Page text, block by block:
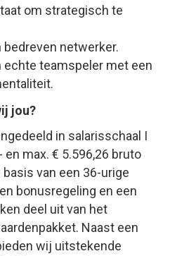
om strategisch te
bedreven netwerker.
echte teamspeler met een
jou?
in salarisschaal I
en max. € 5.596,26 bruto
basis van een 36-urige
bonusregeling en een
deel uit van het
Naast een
wij uitstekende